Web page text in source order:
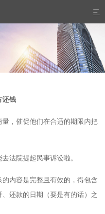

还钱
，催促他们在合适的期限内把
法院提起民事诉讼啦。
内容是完整且有效的，得包含
还款的日期（要是有的话）之